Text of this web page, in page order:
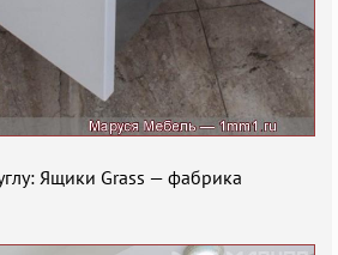
Ящики Grass — фабрика